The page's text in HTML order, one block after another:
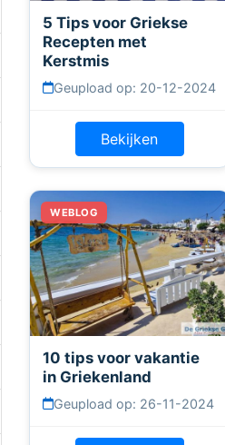
5 Tips voor Griekse
Recepten met
Kerstmis
Geupload op: 20-12-2024
Bekijken
10 tips voor vakantie
in Griekenland
Geupload op: 26-11-2024